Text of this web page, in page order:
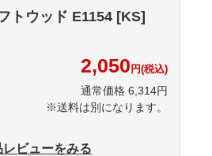
トウッド E1154 [KS]
2,050 円(税込)
通常価格 6,314円
※送料は別になります。
レビューをみる